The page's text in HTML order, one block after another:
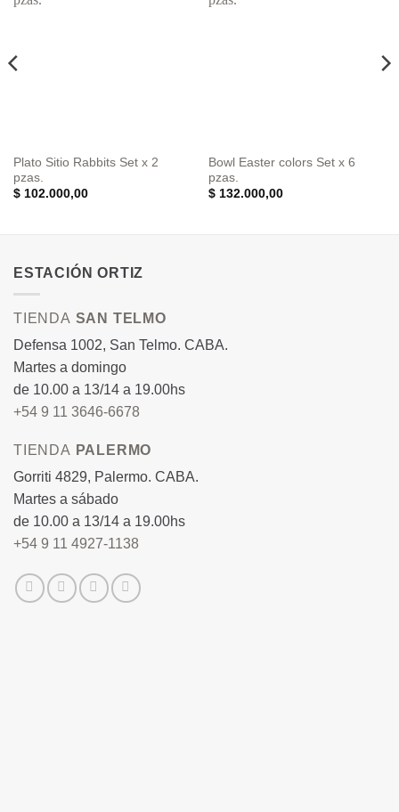
Plato Sitio Rabbits Set x 2
pzas.
$102.000,00
Bowl Easter colors Set x 6
pzas.
$132.000,00
ESTACIÓN ORTIZ
TIENDA SAN TELMO
Defensa 1002, San Telmo. CABA.
Martes a domingo
de 10.00 a 13/14 a 19.00hs
+54 9 11 3646-6678
TIENDA PALERMO
Gorriti 4829, Palermo. CABA.
Martes a sábado
de 10.00 a 13/14 a 19.00hs
+54 9 11 4927-1138